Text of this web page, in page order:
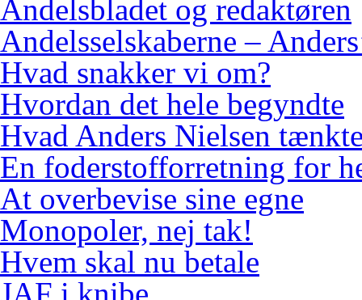
Andelsbladet og redaktøren
Andelsselskaberne –
Hvad snakker vi om?
Hvordan det hele begyndte
Hvad Anders Nielsen
En foderstofforretning for
At overbevise sine egne
Monopoler, nej tak!
Hvem skal nu betale